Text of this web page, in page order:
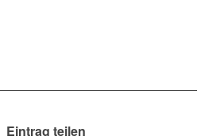
Eintrag teilen